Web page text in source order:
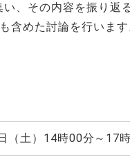
、その内容を振り
含めた討論を行います
（土） 14時00分～ 17